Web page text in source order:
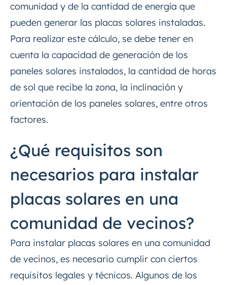
comunidad y de la cantidad de energía que
pueden generar las placas solares instaladas.
Para realizar este cálculo, se debe tener en
cuenta la capacidad de generación de los
paneles solares instalados, la cantidad de horas
de sol que recibe la zona, la inclinación y
orientación de los paneles solares, entre otros
factores.
¿Qué requisitos son
necesarios para instalar
placas solares en una
comunidad de vecinos?
Para instalar placas solares en una comunidad
de vecinos, es necesario cumplir con ciertos
requisitos legales y técnicos. Algunos de los